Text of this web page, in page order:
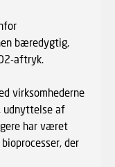
bæredygtig,
aftryk.
virksomhederne
udnyttelse af
har været
der